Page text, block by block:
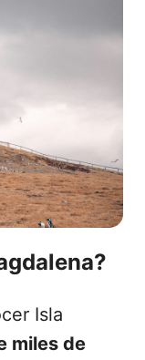
Isla
miles de